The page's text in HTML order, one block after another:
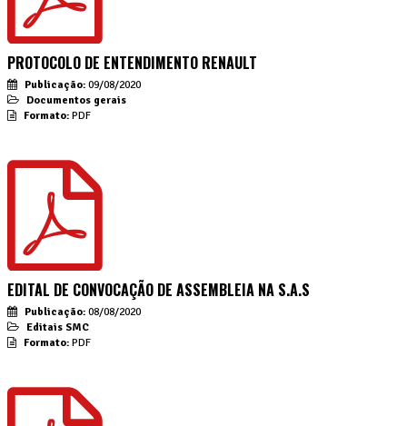
PROTOCOLO DE ENTENDIMENTO RENAULT
Publicação: 09/08/2020
Documentos gerais
Formato: PDF
EDITAL DE CONVOCAÇÃO DE ASSEMBLEIA NA S.A.S
Publicação: 08/08/2020
Editais SMC
Formato: PDF